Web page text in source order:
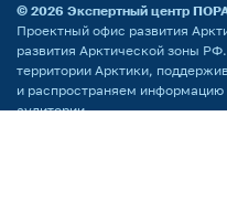
© 2026 Экспертный центр
Проектный офис развития
развития Арктической зоны
территории Арктики,
и распространяем
аудитории.